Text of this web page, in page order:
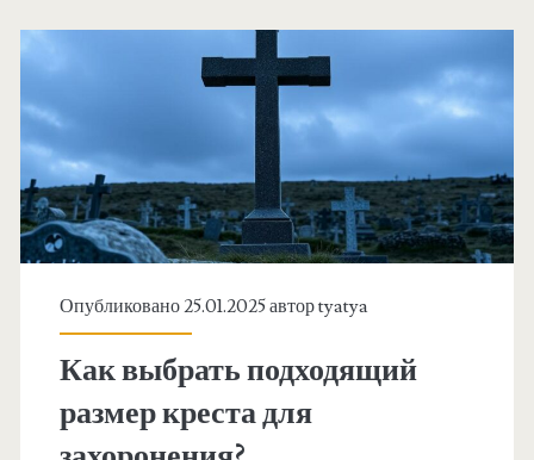
Опубликовано 25.01.2025 авторtyatya
Как выбрать подходящий
размер креста для